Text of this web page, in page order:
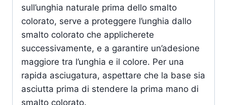
sull’unghia naturale prima dello smalto
colorato, serve a proteggere l’unghia dallo
smalto colorato che applicherete
successivamente, e a garantire un’adesione
maggiore tra l’unghia e il colore. Per una
rapida asciugatura, aspettare che la base sia
asciutta prima di stendere la prima mano di
smalto colorato.